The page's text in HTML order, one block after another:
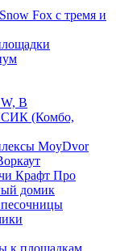
Fox с тремя и
В
(Комбо,
MoyDvor
Крафт Про
домик